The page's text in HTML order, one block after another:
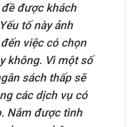
được khách
tố này ảnh
việc có chọn
không. Vì một số
sách thấp sẽ
các dịch vụ có
Nắm được tình